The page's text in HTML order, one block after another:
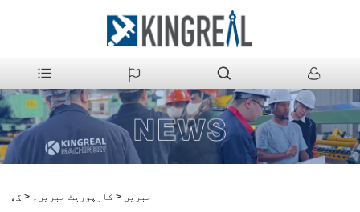
گھر > خبریں > کارپوریٹ خبریں۔